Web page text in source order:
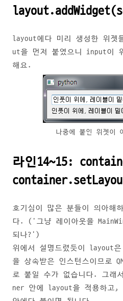
layout에다 미리 생성한 위
ut을 먼저 붙였으니 input이
해요.
나중에 붙인 위젯이
라인14~15:
호기심이 많은 분들이 의아해
다. ('그냥 레이아웃을
되나?')
위에서 설명드렸듯이 layout
을 상속받은 인스턴스이므로
로 붙일 수가 없습니다. 그래
ner 안에 layout을 적용하고,